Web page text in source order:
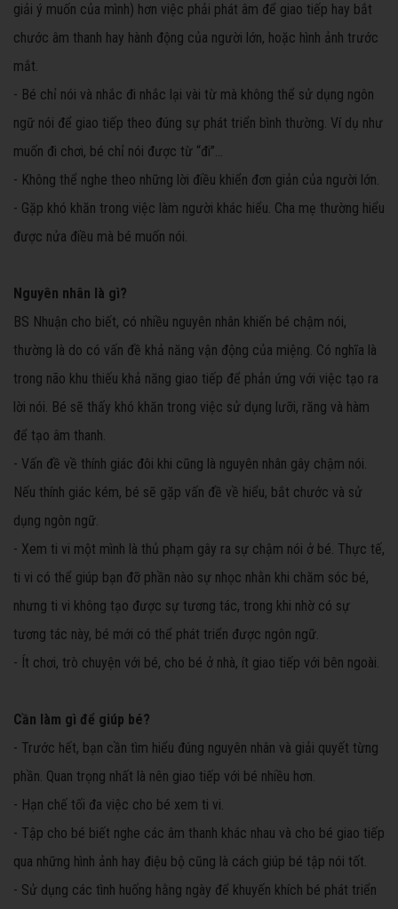
giải ý muốn của mình) hơn việc phải phát âm để giao tiếp hay bắt
chước âm thanh hay hành động của người lớn, hoặc hình ảnh trước
mắt.
- Bé chỉ nói và nhắc đi nhắc lại vài từ mà không thể sử dụng ngôn
ngữ nói để giao tiếp theo đúng sự phát triển bình thường. Ví dụ như
muốn đi chơi, bé chỉ nói được từ “đi”…
- Không thể nghe theo những lời điều khiển đơn giản của người lớn.
- Gặp khó khăn trong việc làm người khác hiểu. Cha mẹ thường hiểu
được nửa điều mà bé muốn nói.
Nguyên nhân là gì?
BS Nhuận cho biết, có nhiều nguyên nhân khiến bé chậm nói,
thường là do có vấn đề khả năng vận động của miệng. Có nghĩa là
trong não khu thiếu khả năng giao tiếp để phản ứng với việc tạo ra
lời nói. Bé sẽ thấy khó khăn trong việc sử dụng lưỡi, răng và hàm
để tạo âm thanh.
- Vấn đề về thính giác đôi khi cũng là nguyên nhân gây chậm nói.
Nếu thính giác kém, bé sẽ gặp vấn đề về hiểu, bắt chước và sử
dụng ngôn ngữ.
- Xem ti vi một mình là thủ phạm gây ra sự chậm nói ở bé. Thực tế,
ti vi có thể giúp bạn đỡ phần nào sự nhọc nhằn khi chăm sóc bé,
nhưng ti vi không tạo được sự tương tác, trong khi nhờ có sự
tương tác này, bé mới có thể phát triển được ngôn ngữ.
- Ít chơi, trò chuyện với bé, cho bé ở nhà, ít giao tiếp với bên ngoài.
Cần làm gì để giúp bé?
- Trước hết, bạn cần tìm hiểu đúng nguyên nhân và giải quyết từng
phần. Quan trọng nhất là nên giao tiếp với bé nhiều hơn.
- Hạn chế tối đa việc cho bé xem ti vi.
- Tập cho bé biết nghe các âm thanh khác nhau và cho bé giao tiếp
qua những hình ảnh hay điệu bộ cũng là cách giúp bé tập nói tốt.
- Sử dụng các tình huống hằng ngày để khuyến khích bé phát triển